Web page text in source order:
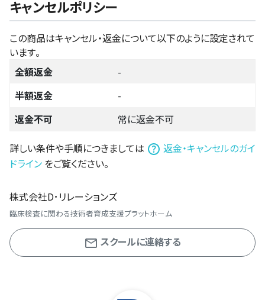
キャンセルポリシー
この商品はキャンセル・返金について以下のように設定されて
います。
全額返金
-
半額返金
-
返金不可
常に返金不可
詳しい条件や手順につきましては
返金・キャンセルのガイ
ドライン をご覧ください。
株式会社D･リレーションズ
臨床検査に関わる技術者育成支援プラットホーム
スクールに連絡する